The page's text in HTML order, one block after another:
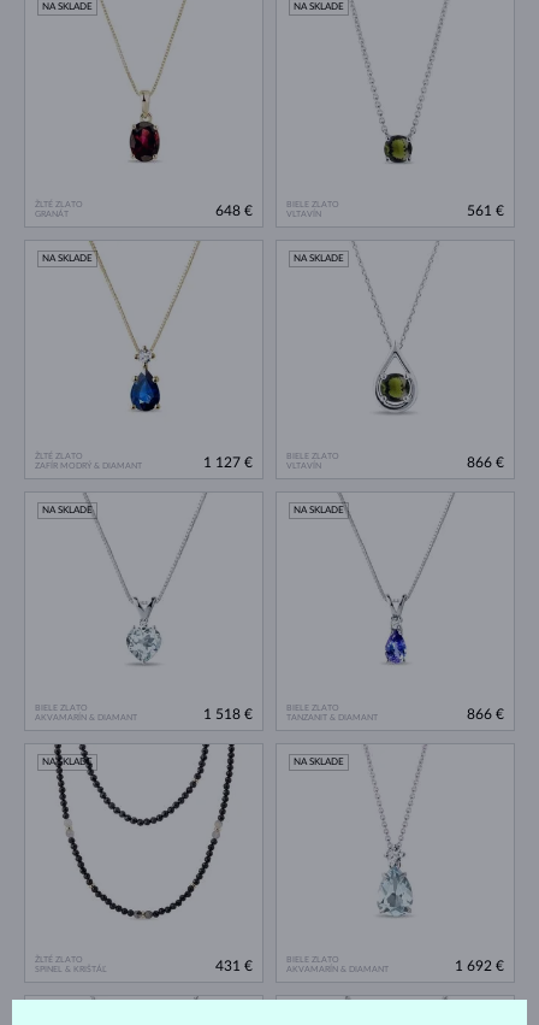
ŽLTÉ ZLATO
GRANÁT
NA SKLADE
648 €
BIELE ZLATO
VLTAVÍN
NA SKLADE
561 €
ŽLTÉ ZLATO
ZAFÍR MODRÝ & DIAMANT
NA SKLADE
1 127 €
BIELE ZLATO
VLTAVÍN
NA SKLADE
866 €
BIELE ZLATO
AKVAMARÍN & DIAMANT
NA SKLADE
1 518 €
BIELE ZLATO
TANZANIT & DIAMANT
NA SKLADE
866 €
ŽLTÉ ZLATO
SPINEL & KRIŠTÁĽ
NA SKLADE
431 €
BIELE ZLATO
AKVAMARÍN & DIAMANT
NA SKLADE
1 692 €